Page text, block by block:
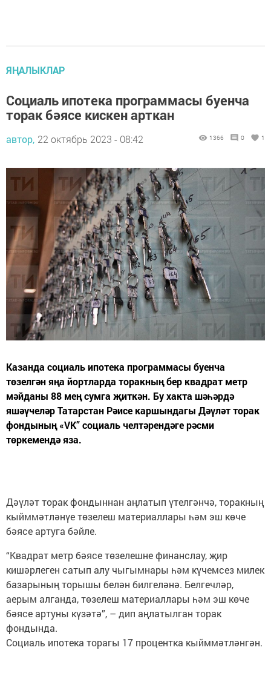
ЯҢАЛЫКЛАР
Социаль ипотека программасы буенча
торак бәясе кискен арткан
автор, 22 октябрь 2023 - 08:42 1366 0 1
Казанда социаль ипотека программасы буенча
төзелгән яңа йортларда торакның бер квадрат метр
мәйданы 88 мең сумга җиткән. Бу хакта шәһәрдә
яшәүчеләр Татарстан Рәисе каршындагы Дәүләт торак
фондының «VK” социаль челтәрендәге рәсми
төркемендә яза.
Дәүләт торак фондыннан аңлатып үтелгәнчә, торакның
кыйммәтләнүе төзелеш материаллары һәм эш көче
бәясе артуга бәйле.
“Квадрат метр бәясе төзелешне финанслау, җир
кишәрлеген сатып алу чыгымнары һәм күчемсез милек
базарының торышы белән билгеләнә. Белгечләр,
аерым алганда, төзелеш материаллары һәм эш көче
бәясе артуны күзәтә”, – дип аңлатылган торак
фондында.
Социаль ипотека торагы 17 процентка кыйммәтләнгән.